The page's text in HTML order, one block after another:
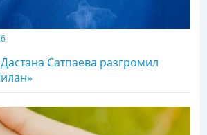
Сатпаева разгромил